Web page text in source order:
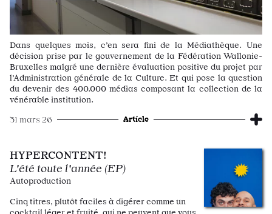
Dans quelques mois, c’en sera fini de la Médiathèque. Une
décision prise par le gouvernement de la Fédération Wallonie-
Bruxelles malgré une dernière évaluation positive du projet par
l’Administration générale de la Culture. Et qui pose la question
du devenir des 400.000 médias composant la collection de la
vénérable institution.
31 mars 26 Article
HYPERCONTENT!
L'été toute l'année (EP)
Autoproduction
Cinq titres, plutôt faciles à digérer comme un